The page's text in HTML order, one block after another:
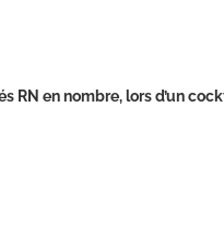
RN en nombre, lors d’un